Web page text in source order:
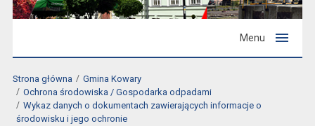
Menu
Strona główna
Gmina Kowary
Ochrona środowiska / Gospodarka odpadami
Wykaz danych o dokumentach zawierających informacje o
środowisku i jego ochronie